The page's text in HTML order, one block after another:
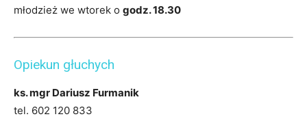
młodzież we wtorek o godz. 18.30
Opiekun głuchych
ks. mgr Dariusz Furmanik
tel. 602 120 833